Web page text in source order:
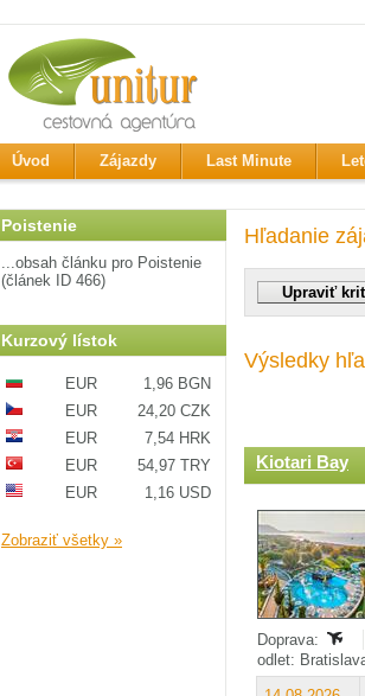
Úvod Zájazdy Last Minute
Poistenie
...obsah článku pro Poistenie
(článek ID 466)
Kurzový lístok
EUR
1,96 BGN
EUR
24,20 CZK
EUR
7,54 HRK
EUR
54,97 TRY
EUR
1,16 USD
Zobraziť všetky »
Hľadanie
Výsledky
Kiotari Bay
Doprava:
odlet: